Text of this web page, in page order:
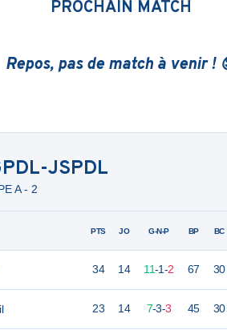
PROCHAIN MATCH
Repos, pas de match à venir !
JSPDL
A - 2
PTS JO G-N-P BP BC
34 14 11-1-2 67 30
23 14 7-3-3 45 30